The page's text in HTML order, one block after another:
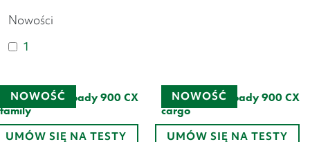
Nowości
1
NOWOŚĆ
Velo de Ville Loady 900 CX
family
23 475zł–26 513złZakres
UMÓW SIĘ NA TESTY
NOWOŚĆ
Velo de Ville Loady 900 CX
cargo
23 943zł–26 981złZakres
UMÓW SIĘ NA TESTY